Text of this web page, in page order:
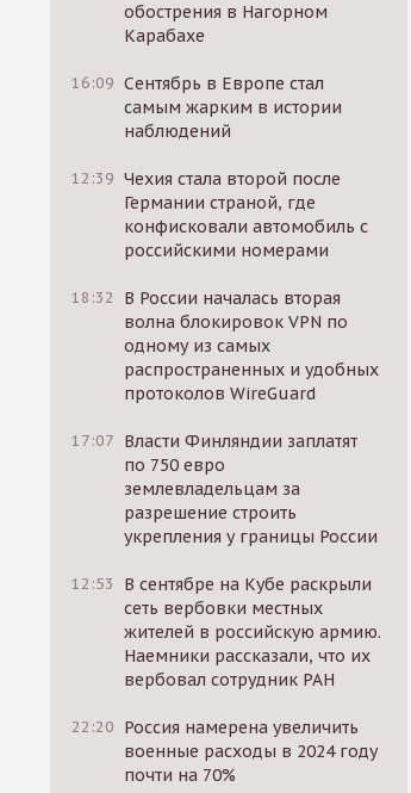
обострения в Нагорном
Карабахе
16:09 Сентябрь в Европе стал
самым жарким в истории
наблюдений
12:39 Чехия стала второй после
Германии страной, где
конфисковали автомобиль с
российскими номерами
18:32
В России началась вторая
волна блокировок VPN по
одному из самых
распространенных и удобных
протоколов WireGuard
17:07 Власти Финляндии заплатят
по 750 евро
землевладельцам за
разрешение строить
укрепления у границы России
12:53
В сентябре на Кубе раскрыли
сеть вербовки местных
жителей в российскую армию.
Наемники рассказали, что их
вербовал сотрудник РАН
22:20 Россия намерена увеличить
военные расходы в 2024 году
почти на 70%